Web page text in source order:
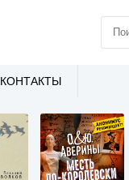
КОНТАКТЫ